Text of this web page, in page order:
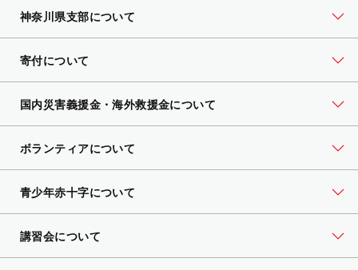
神奈川県支部について
寄付について
国内災害義援金・海外救援金について
ボランティアについて
青少年赤十字について
講習会について